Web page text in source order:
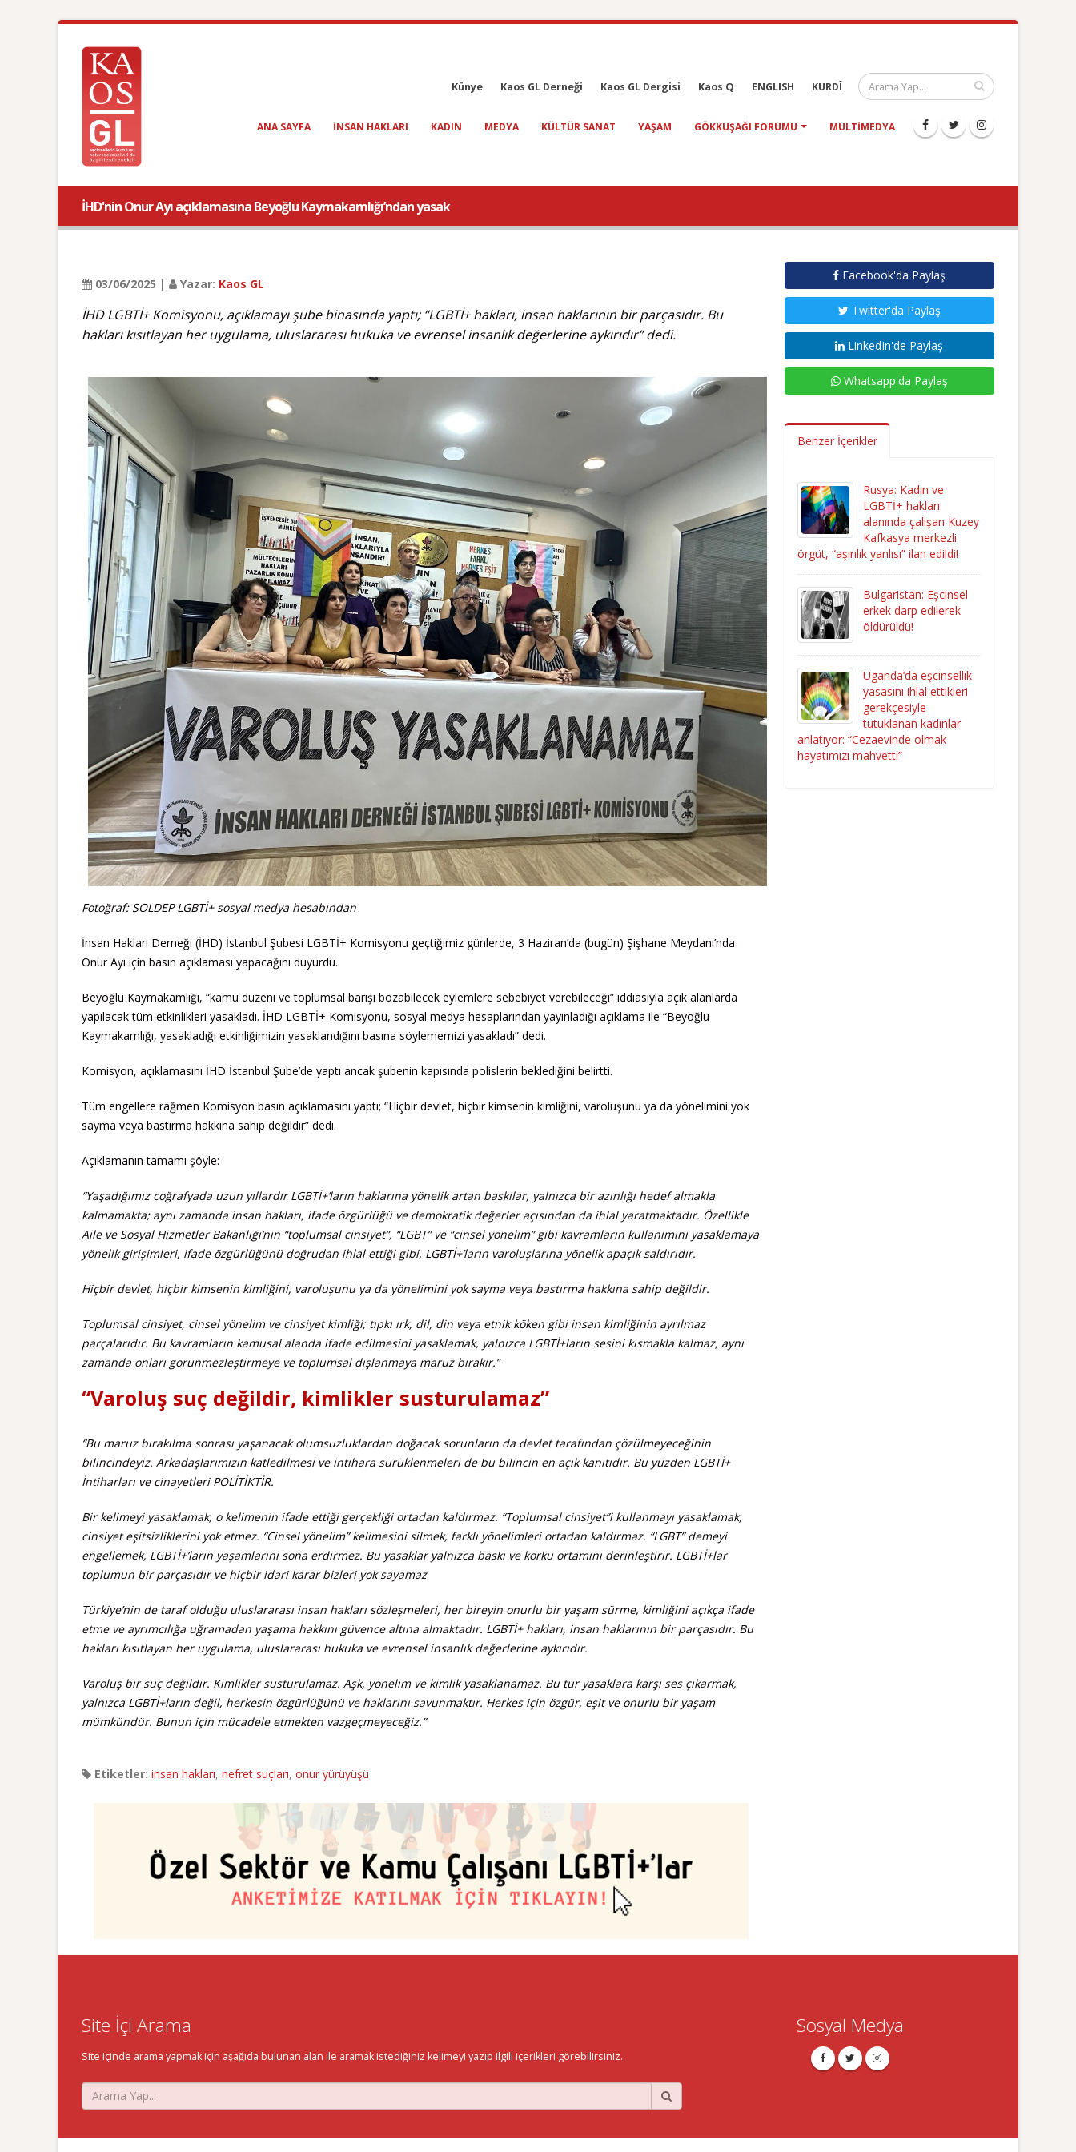
Künye Kaos GL Derneği Kaos GL Dergisi Kaos Q ENGLISH KURDÎ
ANA SAYFA INSAN HAKLARI KADIN MEDYA KÜLTÜR SANAT YAŞAM GÖKKUŞAĞI FORUMU MULTIMEDYA
İHD'nin Onur Ayı açıklamasına Beyoğlu Kaymakamlığı’ndan yasak
03/06/2025 | Yazar: Kaos GL
İHD LGBTİ+ Komisyonu, açıklamayı şube binasında yaptı; “LGBTİ+ hakları, insan haklarının bir parçasıdır. Bu
hakları kısıtlayan her uygulama, uluslararası hukuka ve evrensel insanlık değerlerine aykırıdır” dedi.
Fotoğraf: SOLDEP LGBTİ+ sosyal medya hesabından
İnsan Hakları Derneği (İHD) İstanbul Şubesi LGBTİ+ Komisyonu geçtiğimiz günlerde, 3 Haziran’da (bugün) Şişhane Meydanı’nda
Onur Ayı için basın açıklaması yapacağını duyurdu.
Beyoğlu Kaymakamlığı, “kamu düzeni ve toplumsal barışı bozabilecek eylemlere sebebiyet verebileceği” iddiasıyla açık alanlarda
yapılacak tüm etkinlikleri yasakladı. İHD LGBTİ+ Komisyonu, sosyal medya hesaplarından yayınladığı açıklama ile “Beyoğlu
Kaymakamlığı, yasakladığı etkinliğimizin yasaklandığını basına söylememizi yasakladı” dedi.
Komisyon, açıklamasını İHD İstanbul Şube’de yaptı ancak şubenin kapısında polislerin beklediğini belirtti.
Tüm engellere rağmen Komisyon basın açıklamasını yaptı; “Hiçbir devlet, hiçbir kimsenin kimliğini, varoluşunu ya da yönelimini yok
sayma veya bastırma hakkına sahip değildir” dedi.
Açıklamanın tamamı şöyle:
“Yaşadığımız coğrafyada uzun yıllardır LGBTİ+’ların haklarına yönelik artan baskılar, yalnızca bir azınlığı hedef almakla
kalmamakta; aynı zamanda insan hakları, ifade özgürlüğü ve demokratik değerler açısından da ihlal yaratmaktadır. Özellikle
Aile ve Sosyal Hizmetler Bakanlığı’nın “toplumsal cinsiyet”, “LGBT” ve “cinsel yönelim” gibi kavramların kullanımını yasaklamaya
yönelik girişimleri, ifade özgürlüğünü doğrudan ihlal ettiği gibi, LGBTİ+’ların varoluşlarına yönelik apaçık saldırıdır.
Hiçbir devlet, hiçbir kimsenin kimliğini, varoluşunu ya da yönelimini yok sayma veya bastırma hakkına sahip değildir.
Toplumsal cinsiyet, cinsel yönelim ve cinsiyet kimliği; tıpkı ırk, dil, din veya etnik köken gibi insan kimliğinin ayrılmaz
parçalarıdır. Bu kavramların kamusal alanda ifade edilmesini yasaklamak, yalnızca LGBTİ+ların sesini kısmakla kalmaz, aynı
zamanda onları görünmezleştirmeye ve toplumsal dışlanmaya maruz bırakır.”
“Varoluş suç değildir, kimlikler susturulamaz”
“Bu maruz bırakılma sonrası yaşanacak olumsuzluklardan doğacak sorunların da devlet tarafından çözülmeyeceğinin
bilincindeyiz. Arkadaşlarımızın katledilmesi ve intihara sürüklenmeleri de bu bilincin en açık kanıtıdır. Bu yüzden LGBTİ+
İntiharları ve cinayetleri POLİTİKTİR.
Bir kelimeyi yasaklamak, o kelimenin ifade ettiği gerçekliği ortadan kaldırmaz. “Toplumsal cinsiyet”i kullanmayı yasaklamak,
cinsiyet eşitsizliklerini yok etmez. “Cinsel yönelim” kelimesini silmek, farklı yönelimleri ortadan kaldırmaz. “LGBT” demeyi
engellemek, LGBTİ+’ların yaşamlarını sona erdirmez. Bu yasaklar yalnızca baskı ve korku ortamını derinleştirir. LGBTİ+lar
toplumun bir parçasıdır ve hiçbir idari karar bizleri yok sayamaz
Türkiye’nin de taraf olduğu uluslararası insan hakları sözleşmeleri, her bireyin onurlu bir yaşam sürme, kimliğini açıkça ifade
etme ve ayrımcılığa uğramadan yaşama hakkını güvence altına almaktadır. LGBTİ+ hakları, insan haklarının bir parçasıdır. Bu
hakları kısıtlayan her uygulama, uluslararası hukuka ve evrensel insanlık değerlerine aykırıdır.
Varoluş bir suç değildir. Kimlikler susturulamaz. Aşk, yönelim ve kimlik yasaklanamaz. Bu tür yasaklara karşı ses çıkarmak,
yalnızca LGBTİ+ların değil, herkesin özgürlüğünü ve haklarını savunmaktır. Herkes için özgür, eşit ve onurlu bir yaşam
mümkündür. Bunun için mücadele etmekten vazgeçmeyeceğiz.”
Etiketler: insan hakları, nefret suçları, onur yürüyüşü
Facebook'da Paylaş
Twitter'da Paylaş
LinkedIn'de Paylaş
Whatsapp'da Paylaş
Benzer İçerikler
Rusya: Kadın ve
LGBTİ+ hakları
alanında çalışan Kuzey
Kafkasya merkezli
örgüt, “aşırılık yanlısı” ilan edildi!
Bulgaristan: Eşcinsel
erkek darp edilerek
öldürüldü!
Uganda’da eşcinsellik
yasasını ihlal ettikleri
gerekçesiyle
tutuklanan kadınlar
anlatıyor: “Cezaevinde olmak
hayatımızı mahvetti”
Site İçi Arama
Site içinde arama yapmak için aşağıda bulunan alan ile aramak istediğiniz kelimeyi yazıp ilgili içerikleri görebilirsiniz.
Sosyal Medya